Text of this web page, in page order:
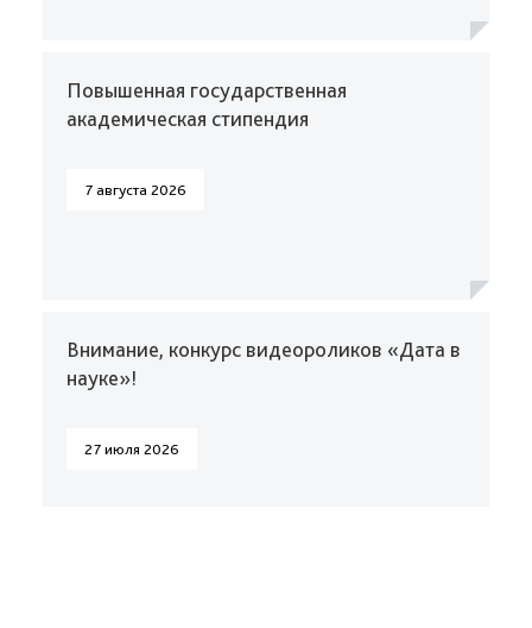
Повышенная государственная
академическая стипендия
7 августа 2026
Внимание, конкурс видеороликов «Дата в
науке»!
27 июля 2026